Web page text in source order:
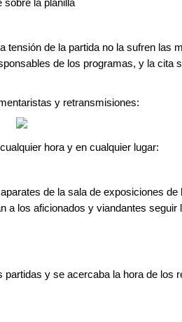
sobre la planilla
tensión de la partida no la sufren las
de los programas, y la cita
y retransmisiones:
hora y en cualquier lugar:
de la sala de exposiciones
a los aficionados y viandantes seguir
y se acercaba la hora de los